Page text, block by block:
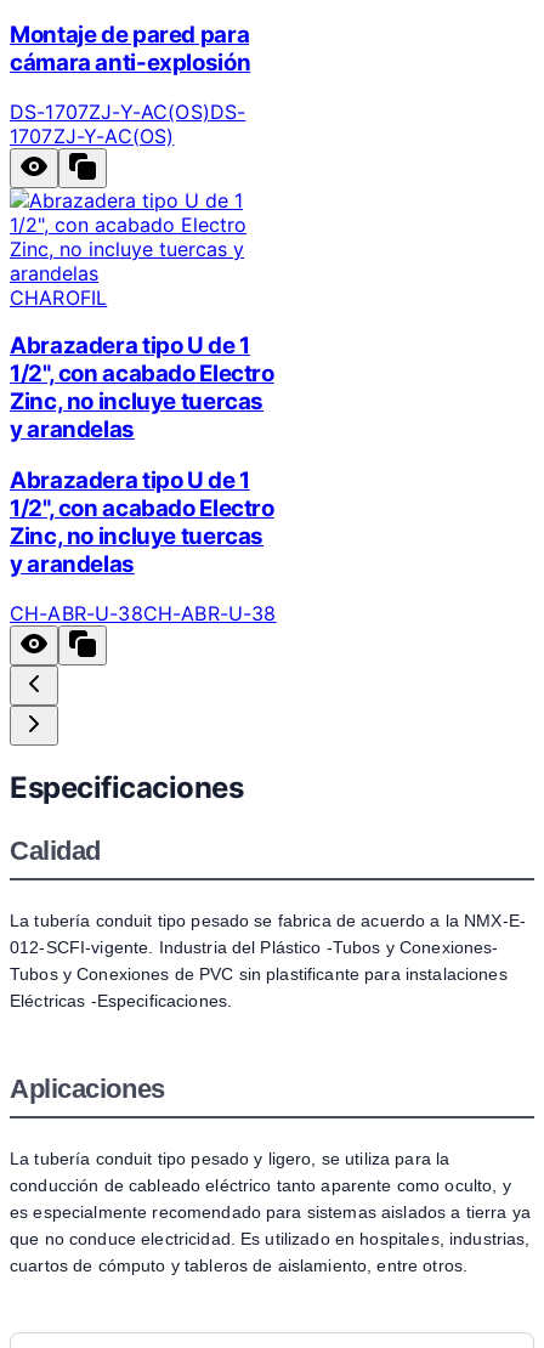
Montaje de pared para
cámara anti-explosión
DS-1707ZJ-Y-AC(OS)DS-
1707ZJ-Y-AC(OS)
CHAROFIL
Abrazadera tipo U de 1
1/2", con acabado Electro
Zinc, no incluye tuercas
y arandelas
Abrazadera tipo U de 1
1/2", con acabado Electro
Zinc, no incluye tuercas
y arandelas
CH-ABR-U-38CH-ABR-U-38
Especificaciones
Calidad
La tubería conduit tipo pesado se fabrica de acuerdo a la NMX-E-
012-SCFI-vigente. Industria del Plástico -Tubos y Conexiones-
Tubos y Conexiones de PVC sin plastificante para instalaciones
Eléctricas -Especificaciones.
Aplicaciones
La tubería conduit tipo pesado y ligero, se utiliza para la
conducción de cableado eléctrico tanto aparente como oculto, y
es especialmente recomendado para sistemas aislados a tierra ya
que no conduce electricidad. Es utilizado en hospitales, industrias,
cuartos de cómputo y tableros de aislamiento, entre otros.